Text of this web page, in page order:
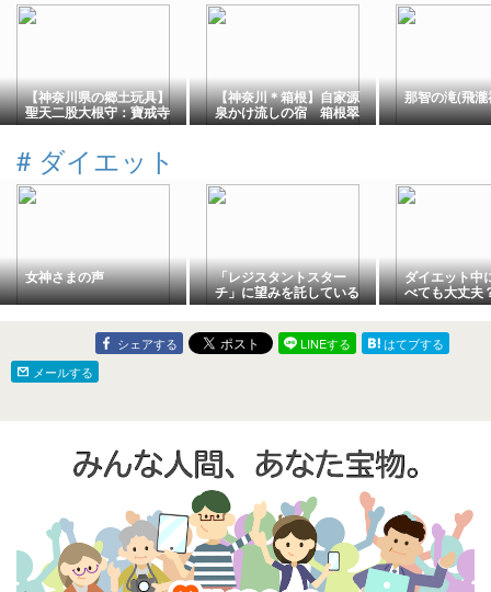
【神奈川県の郷土玩具】
聖天二股大根守：寶戒寺
｜夫婦円満＆子孫繁栄の
【神奈川＊箱根】自家源
泉かけ流しの宿 箱根翠
泉
那智の滝(飛
# ダイエット
女神さまの声 「レジスタントスター
チ」に望みを託している
話
ダイエット中
べても大丈夫
方を相談して
た
シェアする LINEする
はてブする
メールする